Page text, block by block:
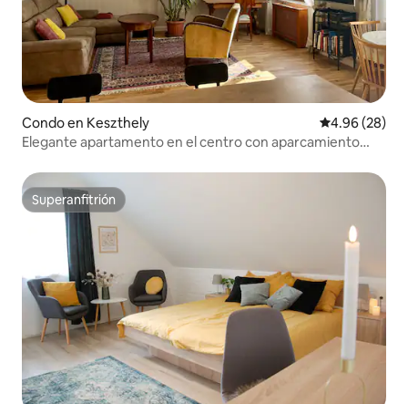
Condo en Keszthely Calificación
4.96 (28)
Elegante apartamento en el centro con aparcamiento
Superanfitrión
Superanfitrión